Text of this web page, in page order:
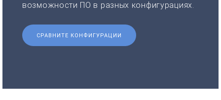
возможности ПО в разных конфигурациях.
СРАВНИТЕ КОНФИГУРАЦИИ